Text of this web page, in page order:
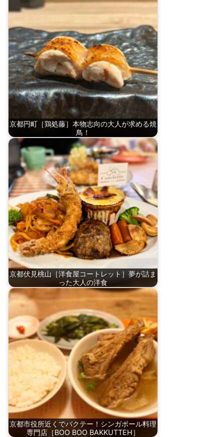
京都円町［鶏処藤］本物志向の大人が求める焼
鳥！
京都伏見桃山［洋食屋コートレット］夢が詰ま
った大人の洋食
京都市役所近くでバクテー！シンガポール料理
専門店［BOO BOO BAKKUTTEH］